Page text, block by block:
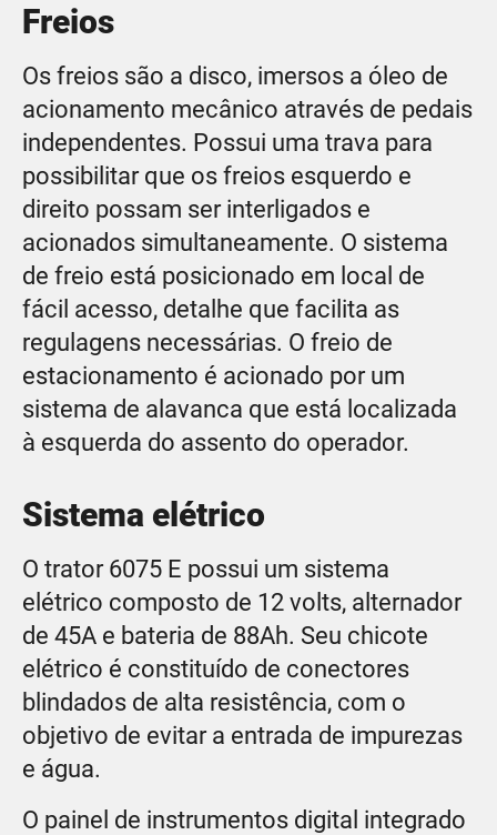
Freios
Os freios são a disco, imersos a óleo de
acionamento mecânico através de pedais
independentes. Possui uma trava para
possibilitar que os freios esquerdo e
direito possam ser interligados e
acionados simultaneamente. O sistema
de freio está posicionado em local de
fácil acesso, detalhe que facilita as
regulagens necessárias. O freio de
estacionamento é acionado por um
sistema de alavanca que está localizada
à esquerda do assento do operador.
Sistema elétrico
O trator 6075 E possui um sistema
elétrico composto de 12 volts, alternador
de 45A e bateria de 88Ah. Seu chicote
elétrico é constituído de conectores
blindados de alta resistência, com o
objetivo de evitar a entrada de impurezas
e água.
O painel de instrumentos digital integrado